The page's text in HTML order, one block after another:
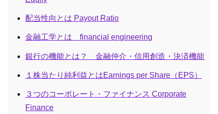
配当性向とは Payout Ratio
金融工学とは financial engineering
銀行の機能とは？ 金融仲介・信用創造・決済機能
１株当たり純利益とはEarnings per Share（EPS）
３つのコーポレート・ファイナンス Corporate
Finance